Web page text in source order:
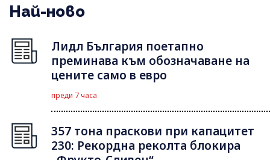
Най-ново
Лидл България поетапно
преминава към обозначаване на
цените само в евро
преди 7 часа
357 тона праскови при капацитет
230: Рекордна реколта блокира